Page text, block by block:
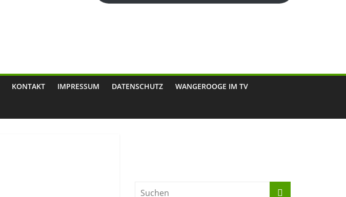
KONTAKT IMPRESSUM DATENSCHUTZ WANGEROOGE IM TV